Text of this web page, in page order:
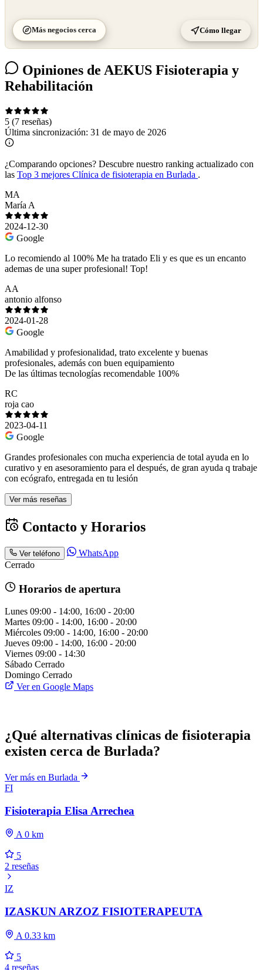
Más negocios cerca Cómo llegar
Opiniones de AEKUS Fisioterapia y
Rehabilitación
5 (7 reseñas)
Última sincronización: 31 de mayo de 2026
¿Comparando opciones? Descubre nuestro ranking actualizado con
las Top 3 mejores Clínica de fisioterapia en Burlada .
MA
María A
2024-12-30
Google
Lo recomiendo al 100% Me ha tratado Eli y es que es un encanto
ademas de una super profesional! Top!
AA
antonio alfonso
2024-01-28
Google
Amabilidad y profesionalidad, trato excelente y buenas
profesionales, además con buen equipamiento
De las últimas tecnologías recomendable 100%
RC
roja cao
2023-04-11
Google
Grandes profesionales con mucha experiencia de total ayuda en lo
curativo y en asesoramiento para el después, de gran ayuda q trabaje
con ecógrafo, entregada en tu lesión
Ver más reseñas
Contacto y Horarios
Ver teléfono
WhatsApp
Cerrado
Horarios de apertura
Lunes 09:00 - 14:00, 16:00 - 20:00
Martes 09:00 - 14:00, 16:00 - 20:00
Miércoles 09:00 - 14:00, 16:00 - 20:00
Jueves 09:00 - 14:00, 16:00 - 20:00
Viernes 09:00 - 14:30
Sábado Cerrado
Domingo Cerrado
Ver en Google Maps
¿Qué alternativas clínicas de fisioterapia
existen cerca de Burlada?
Ver más en Burlada
FI
Fisioterapia Elisa Arrechea
A 0 km
5
2 reseñas
IZ
IZASKUN ARZOZ FISIOTERAPEUTA
A 0.33 km
5
4 reseñas